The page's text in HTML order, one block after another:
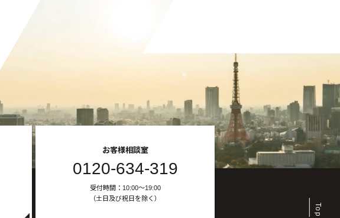
お客様相談室
0120-634-319
受付時間：10:00〜19:00
（土日及び祝日を除く）
Top